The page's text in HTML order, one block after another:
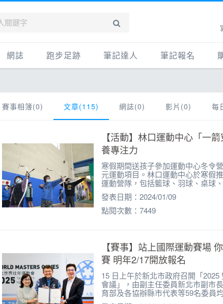
網誌
品牌動態
運科訓練
健康生活
活動旅遊
其它
跑步足跡
配速工具
筆記隨堂考
筆記達人
跑者資料庫
筆記報名
賽事相簿(0) 文章(115) 網誌(0) 影片(0) 每
【活動】林口運動中心「一
養專注力
寒假期間送孩子參加運動中心冬令
元運動項目。林口運動中心於寒假
運動營隊，包括籃球、羽球、桌球
發表日期：2024/01/09
點閱次數：7449
【賽事】站上國際運動賽場
賽 明年2/17開放報名
15 日上午於新北市政府召開「
會議」，由副主任委員新北市副市
育部及各協辦縣市代表等59名委員